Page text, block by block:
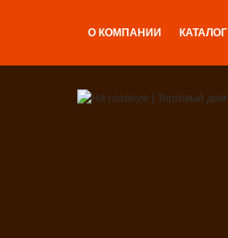
О КОМПАНИИ КАТАЛОГ